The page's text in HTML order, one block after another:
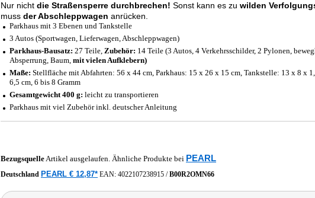
Nur nicht die Straßensperre durchbrechen! Sonst kann es zu wilden
muss der Abschleppwagen anrücken.
Parkhaus mit 3 Ebenen und Tankstelle
3 Autos (Sportwagen, Lieferwagen, Abschleppwagen)
Parkhaus-Bausatz: 27 Teile, Zubehör: 14 Teile (3 Autos, 4 Verkehrsschilder, 2 Pylonen,
Absperrung, Baum, mit vielen Aufklebern)
Maße: Stellfläche mit Abfahrten: 56 x 44 cm, Parkhaus: 15 x 26 x 15 cm, Tankstelle: 13 x 8 x
6,5 cm, 6 bis 8 Gramm
Gesamtgewicht 400 g: leicht zu transportieren
Parkhaus mit viel Zubehör inkl. deutscher Anleitung
BezugsquelleArtikel ausgelaufen. Ähnliche Produkte bei PEARL
Deutschland PEARL € 12,87* EAN: 4022107238915 /B00R2OMN66